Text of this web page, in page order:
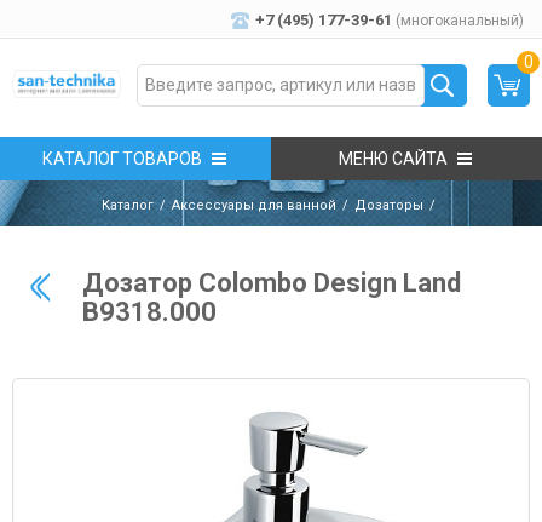
+7 (495) 177-39-61 (многоканальный)
0
КАТАЛОГ ТОВАРОВ МЕНЮ САЙТА
Каталог Аксессуары для ванной Дозаторы
Дозатор Colombo Design Land
B9318.000